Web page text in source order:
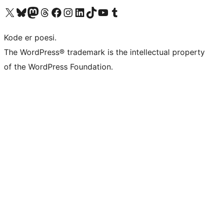
Besøk vår konto på X Visit our Bluesky account
Besøk vår Mastodon-konto
Visit our Threads account
Besøk vår Facebook-sideBesøk vår Instagram-konto
Besøk vår LinkedIn-konto
Visit our TikTok account
Visit our YouTube channel
Visit our Tumblr account
Kode er poesi.
The WordPress® trademark is the intellectual property
of the WordPress Foundation.